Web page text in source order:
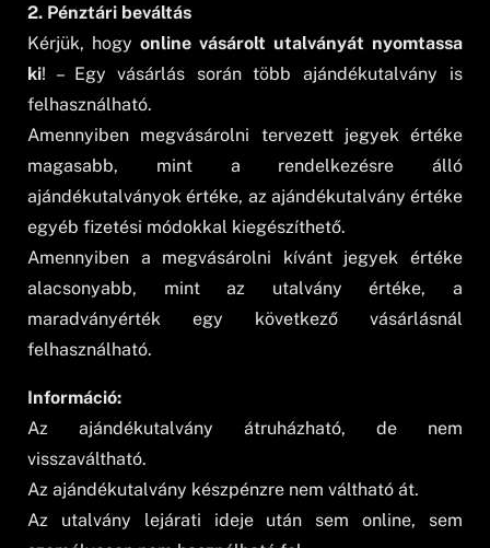
2. Pénztári beváltás
Kérjük, hogyonline vásárolt utalványát nyomtassa
ki! – Egy vásárlás során több ajándékutalvány is
felhasználható.
Amennyiben megvásárolni tervezett jegyek értéke
magasabb, mint a rendelkezésre álló
ajándékutalványok értéke, az ajándékutalvány értéke
egyéb fizetési módokkal kiegészíthető.
Amennyiben a megvásárolni kívánt jegyek értéke
alacsonyabb, mint az utalvány értéke, a
maradványérték egy következő vásárlásnál
felhasználható.
Információ:
Az ajándékutalvány átruházható, de nem
visszaváltható.
Az ajándékutalvány készpénzre nem váltható át.
Az utalvány lejárati ideje után sem online, sem